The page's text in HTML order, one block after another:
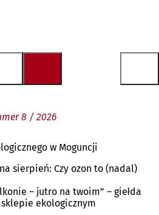
8 / 2026
w Moguncji
sierpień: Czy ozon to (nadal)
– jutro na twoim” – giełda
ekologicznym